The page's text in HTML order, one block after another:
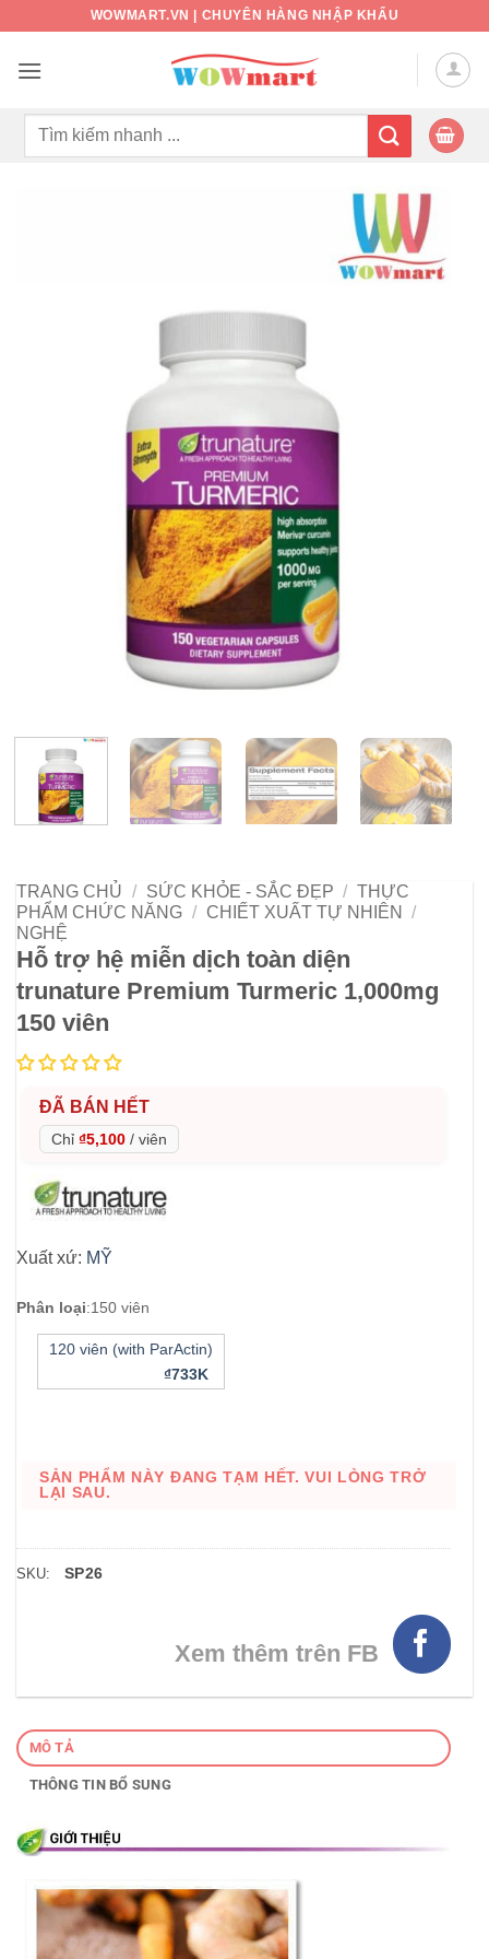
nội
WOWMART.VN | CHUYÊN HÀNG NHẬP KHẨU
Tìm
TRANG CHỦ / SỨC KHỎE - SẮC ĐẸP / THỰC
PHẨM CHỨC NĂNG / CHIẾT XUẤT TỰ NHIÊN
/
NGHỆ
Hỗ trợ hệ miễn dịch toàn diện
trunature Premium Turmeric 1,000mg
150 viên
ĐÃ BÁN HẾT
Chỉ ₫5,100 / viên
Xuất xứ: MỸ
Phân loại:150 viên
120 viên (with ParActin)
₫733K
SẢN PHẨM NÀY ĐANG TẠM HẾT. VUI LÒNG TRỞ
LẠI SAU.
SKU: SP26
Xem thêm trên FB
MÔ TẢ
THÔNG TIN BỔ SUNG